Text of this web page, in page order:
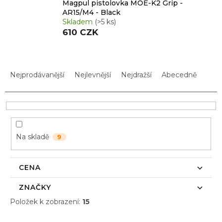
Magpul pistolovka MOE-K2 Grip -
AR15/M4 - Black
Skladem (>5 ks)
610 CZK
a
e
n
o
d
ů
Nejprodávanější Nejlevnější Nejdražší Abecedně
Na skladě 9
CENA
ZNAČKY
Položek k zobrazení: 15